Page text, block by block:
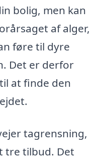
bolig, men kan
af alger,
føre til dyre
Det er derfor
at finde den
tagrensning,
tre tilbud. Det